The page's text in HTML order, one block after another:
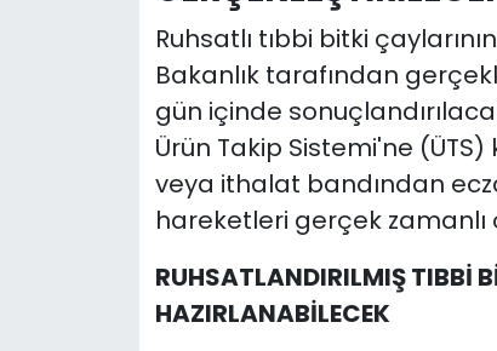
Ruhsatlı tıbbi bitki
Bakanlık tarafından
gün içinde
Ürün Takip Sistemi'ne
veya ithalat bandından
hareketleri gerçek zamanlı
RUHSATLANDIRILMIŞ TIBBİ
HAZIRLANABİLECEK